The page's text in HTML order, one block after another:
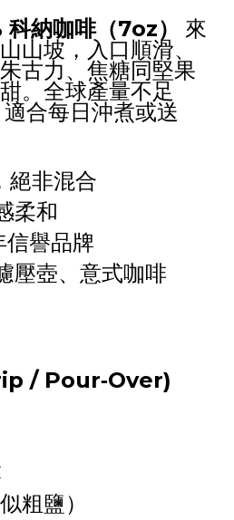
納咖啡（7oz） 來
山坡，入口順滑、
古力、焦糖同堅果
。全球產量不足
合每日沖煮或送
絕非混合
柔和
信譽品牌
壓壺、意式咖啡
/ Pour‑Over)
粗鹽）